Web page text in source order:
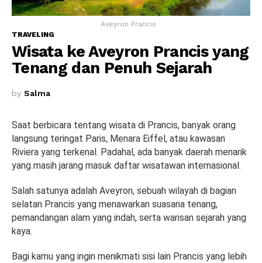
Aveyron Prancis
TRAVELING
Wisata ke Aveyron Prancis yang
Tenang dan Penuh Sejarah
by Salma
Saat berbicara tentang wisata di Prancis, banyak orang
langsung teringat Paris, Menara Eiffel, atau kawasan
Riviera yang terkenal. Padahal, ada banyak daerah menarik
yang masih jarang masuk daftar wisatawan internasional.
Salah satunya adalah Aveyron, sebuah wilayah di bagian
selatan Prancis yang menawarkan suasana tenang,
pemandangan alam yang indah, serta warisan sejarah yang
kaya.
Bagi kamu yang ingin menikmati sisi lain Prancis yang lebih